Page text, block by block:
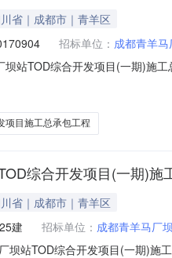
省｜成都市｜青羊区
招标单位： 成都青羊
坝站TOD综合开发项目(一期)施
都市公共资源交易服务中心开
项目施工总承包工程
综合开发项目(一期)施
省｜成都市｜青羊区
建 招标单位： 成都青羊马厂
坝站TOD综合开发项目(一期)施